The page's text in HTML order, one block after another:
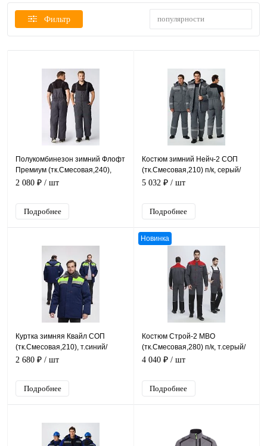
Фильтр популярности
Полукомбинезон зимний Флофт
Премиум (тк.Смесовая,240),
т.серый
2 080 ₽ / шт
Подробнее
Костюм зимний Нейч-2 СОП
(тк.Смесовая,210) п/к, серый/
св.серый
5 032 ₽ / шт
Подробнее
Куртка зимняя Квайл СОП
(тк.Смесовая,210), т.синий/
лимонный
2 680 ₽ / шт
Подробнее
Новинка
Костюм Строй-2 МВО
(тк.Смесовая,280) п/к, т.серый/
красный/черный
4 040 ₽ / шт
Подробнее